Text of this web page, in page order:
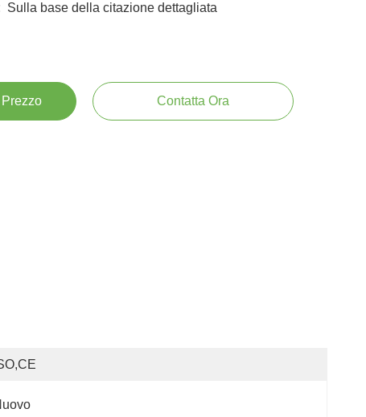
Sulla base della citazione dettagliata
Contatta Ora